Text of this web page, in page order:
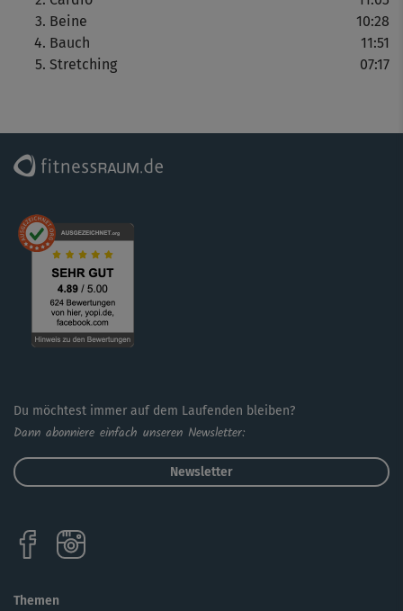
auch deine Balance gefördert wird. Das Stretching am
Ende liefert dir nach dem Training die richtige Portion
Entspannung.
Beine
10:28
Bauch
11:51
Stretching
07:17
Du möchtest immer auf dem Laufenden bleiben?
Dann abonniere einfach unseren Newsletter:
Newsletter
Themen